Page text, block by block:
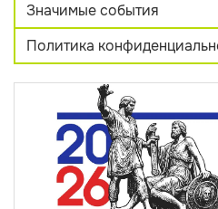
Значимые события
Политика